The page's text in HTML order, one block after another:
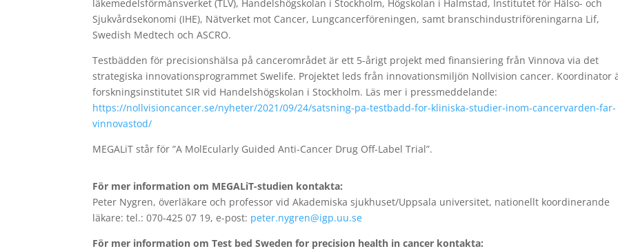
läkemedelsförmånsverket (TLV), Handelshögskolan i Stockholm, Högskolan i Halmstad, Institutet för Hälso- och
Sjukvårdsekonomi (IHE), Nätverket mot Cancer, Lungcancerföreningen, samt branschindustriföreningarna Lif,
Swedish Medtech och ASCRO.
Testbädden för precisionshälsa på cancerområdet är ett 5-årigt projekt med finansiering från Vinnova via det
strategiska innovationsprogrammet Swelife. Projektet leds från innovationsmiljön Nollvision cancer. Koordinator
forskningsinstitutet SIR vid Handelshögskolan i Stockholm. Läs mer i pressmeddelande:
https://nollvisioncancer.se/nyheter/2021/09/24/satsning-pa-testbadd-for-kliniska-studier-inom-cancervarden-far-
vinnovastod/
MEGALiT står för ”A MolEcularly Guided Anti-Cancer Drug Off-Label Trial”.
För mer information om MEGALiT-studien kontakta:
Peter Nygren, överläkare och professor vid Akademiska sjukhuset/Uppsala universitet, nationellt koordinerande
läkare: tel.: 070-425 07 19, e-post: peter.nygren@igp.uu.se
För mer information om Test bed Sweden for precision health in cancer kontakta: